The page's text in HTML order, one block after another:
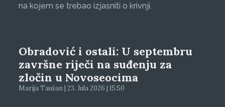
na kojem se trebao izjasniti o krivnji.
Obradović i ostali: U septembru
završne riječi na suđenju za
zločin u Novoseocima
Marija Taušan | 23. Jula 2026 | 15:50